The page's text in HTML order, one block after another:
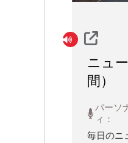
ニュ
間）
パーソ
ィ：
毎日のニ